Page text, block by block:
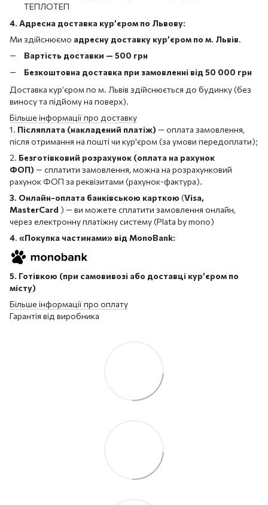
ТЕПЛОТЕП
4. Адресна доставка кур’єром по Львову:
Ми здійснюємо адресну доставку кур’єром по м. Львів.
Вартість доставки — 500 грн
Безкоштовна доставка при замовленні від 50 000 грн
Доставка кур’єром по м. Львів здійснюється до будинку (без
виносу та підйому на поверх).
Більше інформації про доставку
1. Післяплата (накладений платіж) — оплата замовлення,
після отримання на пошті чи кур'єром (за умови передоплати);
2. Безготівковий розрахунок (оплата на рахунок
ФОП) — сплатити замовлення, можна на розрахунковий
рахунок ФОП за реквізитами (рахунок-фактура).
3. Онлайн-оплата банківською карткою (Visa,
MasterCard ) — ви можете сплатити замовлення онлайн,
через електронну платіжну систему (Plata by mono)
4. «Покупка частинами» від MonoBank:
5. Готівкою (при самовивозі або доставці кур’єром по
місту)
Більше інформації про оплату
Гарантія від виробника